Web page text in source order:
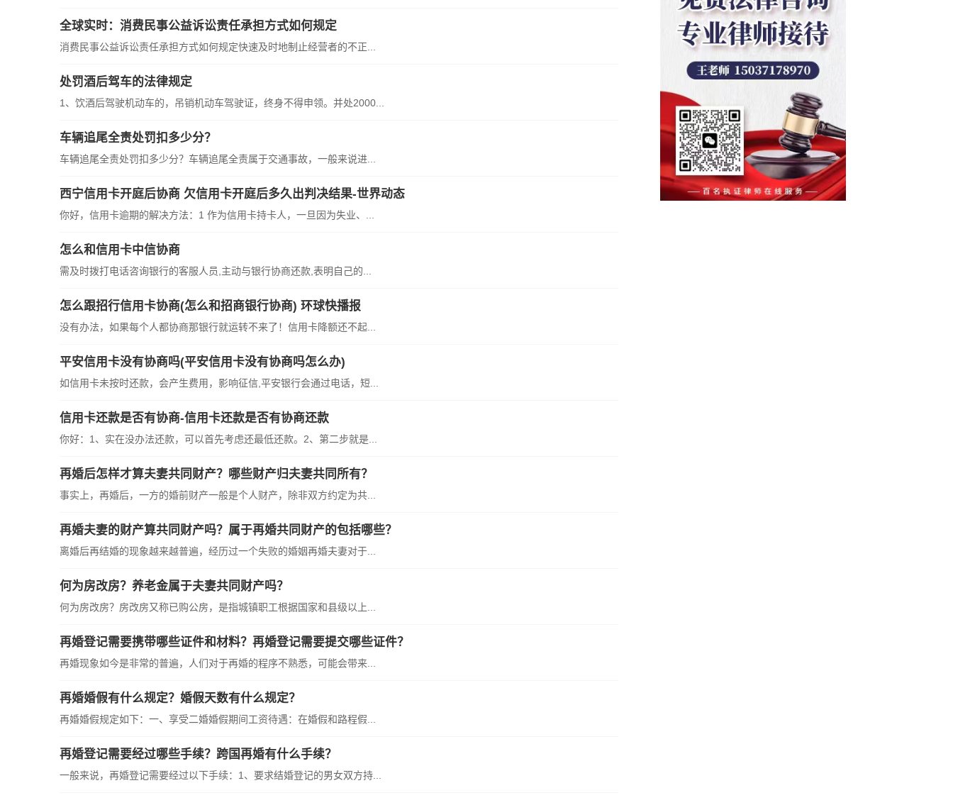
全球实时：消费民事公益诉讼责任承担方式如何规定
消费民事公益诉讼责任承担方式如何规定快速及时地制止经营者的不正...
处罚酒后驾车的法律规定
1、饮酒后驾驶机动车的，吊销机动车驾驶证，终身不得申领。并处2000...
车辆追尾全责处罚扣多少分？
车辆追尾全责处罚扣多少分？车辆追尾全责属于交通事故，一般来说进...
西宁信用卡开庭后协商 欠信用卡开庭后多久出判决结果-世界动态
你好，信用卡逾期的解决方法：1 作为信用卡持卡人，一旦因为失业、...
怎么和信用卡中信协商
需及时拨打电话咨询银行的客服人员,主动与银行协商还款,表明自己的...
怎么跟招行信用卡协商(怎么和招商银行协商) 环球快播报
没有办法，如果每个人都协商那银行就运转不来了！信用卡降额还不起...
平安信用卡没有协商吗(平安信用卡没有协商吗怎么办)
如信用卡未按时还款，会产生费用，影响征信,平安银行会通过电话，短...
信用卡还款是否有协商-信用卡还款是否有协商还款
你好：1、实在没办法还款，可以首先考虑还最低还款。2、第二步就是...
再婚后怎样才算夫妻共同财产？哪些财产归夫妻共同所有？
事实上，再婚后，一方的婚前财产一般是个人财产，除非双方约定为共...
再婚夫妻的财产算共同财产吗？属于再婚共同财产的包括哪些？
离婚后再结婚的现象越来越普遍，经历过一个失败的婚姻再婚夫妻对于...
何为房改房？养老金属于夫妻共同财产吗？
何为房改房？房改房又称已购公房，是指城镇职工根据国家和县级以上...
再婚登记需要携带哪些证件和材料？再婚登记需要提交哪些证件？
再婚现象如今是非常的普遍，人们对于再婚的程序不熟悉，可能会带来...
再婚婚假有什么规定？婚假天数有什么规定？
再婚婚假规定如下：一、享受二婚婚假期间工资待遇：在婚假和路程假...
再婚登记需要经过哪些手续？跨国再婚有什么手续？
一般来说，再婚登记需要经过以下手续：1、要求结婚登记的男女双方持...